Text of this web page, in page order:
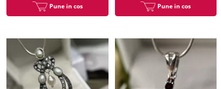
Pune in cos Pune in cos